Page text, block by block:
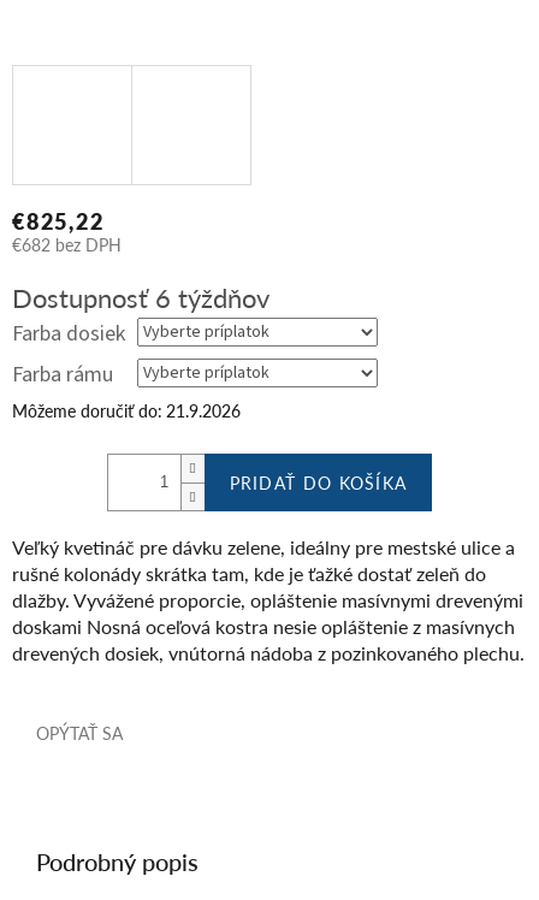
€825,22
€682 bez DPH
cena:
Dostupnosť 6 týždňov
Farba dosiek
Farba rámu
Môžeme doručiť do: 21.9.2026
PRIDAŤ DO KOŠÍKA
Veľký kvetináč pre dávku zelene, ideálny pre mestské ulice a
rušné kolonády skrátka tam, kde je ťažké dostať zeleň do
dlažby. Vyvážené proporcie, opláštenie masívnymi drevenými
doskami Nosná oceľová kostra nesie opláštenie z masívnych
drevených dosiek, vnútorná nádoba z pozinkovaného plechu.
OPÝTAŤ SA
Podrobný popis